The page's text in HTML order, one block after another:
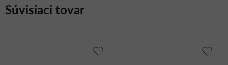
Súvisiaci tovar